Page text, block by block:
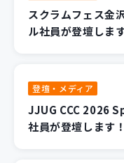
スクラムフェス金
ル社員が登壇しま
登壇・メディア
JJUG CCC 2026
社員が登壇します！